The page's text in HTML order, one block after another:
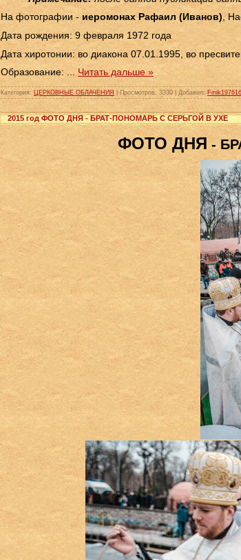
На фотографии - иеромонах Рафаил (Иванов),
Дата рождения: 9 февраля 1972 года
Дата хиротонии: во диакона 07.01.1995, во
Образование: ... Читать дальше »
Категория: ЦЕРКОВНЫЕ ОБЛАЧЕНИЯ |Просмотров: 3330 Добавил:
2015 год ФОТО ДНЯ - БРАТ-ПОНОМАРЬ С СЕРЬГОЙ В УХЕ
ФОТО ДНЯ -